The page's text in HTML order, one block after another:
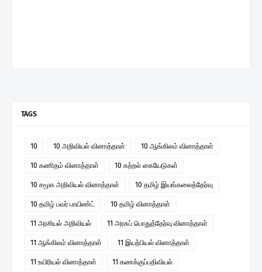
TAGS
10 10 அறிவியல் வினாத்தாள் 10 ஆங்கிலம் வினாத்தாள்
10 கணிதம் வினாத்தாள் 10 கற்றல் கையேடுகள்
10 சமூக அறிவியல் வினாத்தாள் 10 தமிழ் இயங்கலைத்தேர்வு
10 தமிழ் பவர் பாயிண்ட் 10 தமிழ் வினாத்தாள்
11 அரசியல் அறிவியல் 11 அரசுப் பொதுத்தேர்வு வினாத்தாள்
11 ஆங்கிலம் வினாத்தாள் 11 இயற்பியல் வினாத்தாள்
11 உயிரியல் வினாத்தாள் 11 கணக்குப்பதிவியல்